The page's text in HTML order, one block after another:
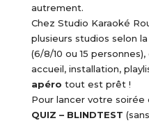
autrement.
Chez Studio Karaoké
plusieurs studios selon
(6/8/10 ou 15
accueil, installation,
apéro tout est prêt !
Pour lancer votre
QUIZ – BLINDTEST